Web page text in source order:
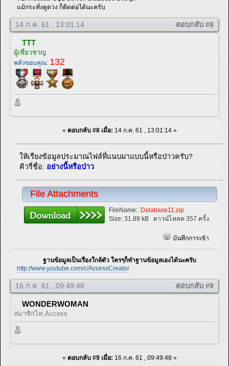
แม้กระทั่งดูดวง ก็ติดต่อได้นะครับ
14 ก.ค. 61 , 13:01:14 ตอบกลับ #8
TTT
ผู้เชี่ยวชาญ
พลังขอบคุณ: 132
« ตอบกลับ #8 เมื่อ: 14 ก.ค. 61 , 13:01:14 »
ให้เรียงข้อมูลประมาณไฟล์ที่แนบมาแบบนี้หรือป่าวครับ?
คิวรี่ชื่อ: อย่างนี้หรือป่าว
File Attachments
FileName: Database11.zip
Size:31.89 kB ดาวน์โหลด 357 ครั้ง.
บันทึกการเข้า
ฐานข้อมูลเป็นเรื่องใกล้ตัว ใครๆก็ทำฐานข้อมูลเองได้นะครับ
http://www.youtube.com/c/AccessCreator
16 ก.ค. 61 , 09:49:48 ตอบกลับ #9
WONDERWOMAN
สมาชิกไท.Access
« ตอบกลับ #9 เมื่อ: 16 ก.ค. 61 , 09:49:48 »